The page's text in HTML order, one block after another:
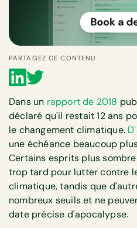
PARTAGEZ CE CONTENU
Dans un rapport de 2018
déclaré qu'il restait 12 ans
le changement climatique.
une échéance beaucoup
Certains esprits plus
trop tard pour lutter contre
climatique, tandis que
nombreux seuils et ne
date précise d'apocalypse.